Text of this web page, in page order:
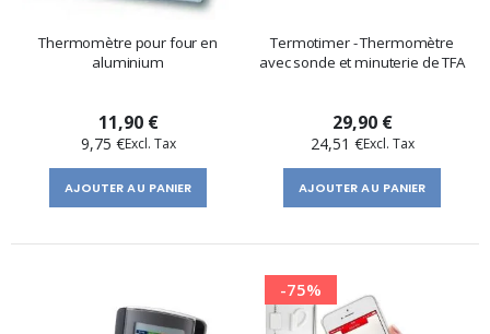
Thermomètre pour four en
aluminium
11,90 €
9,75 €
AJOUTER AU PANIER
Termotimer - Thermomètre
avec sonde et minuterie de TFA
29,90 €
24,51 €
AJOUTER AU PANIER
-75%